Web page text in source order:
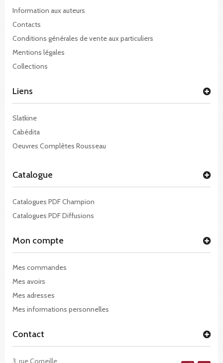
Information aux auteurs
Contacts
Conditions générales de vente aux particuliers
Mentions légales
Collections
Liens
Slatkine
Cabédita
Oeuvres Complètes Rousseau
Catalogue
Catalogues PDF Champion
Catalogues PDF Diffusions
Mon compte
Mes commandes
Mes avoirs
Mes adresses
Mes informations personnelles
Contact
3, rue Corneille